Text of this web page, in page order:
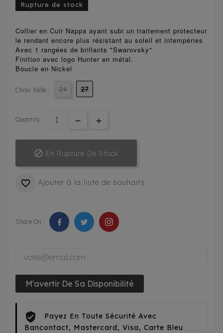
Rupture de stock
Collier en Cuir Nappa ayant subi un traitement protecteur
le rendant encore plus résistant au soleil et intempéries
Avec 1 rangées de brillants "Swarovsky"
Finition avec logo Hunter en métal.
Boucle en Nickel
Choix Taille : 24 27
Quantity :
 En Rupture De Stock
 Ajouter à la liste de souhaits
Share On :
M'avertir De Sa Disponibilité
Payez En Toute Sécurité Avec
Bancontact, Mastercard, Visa, Carte Bleu